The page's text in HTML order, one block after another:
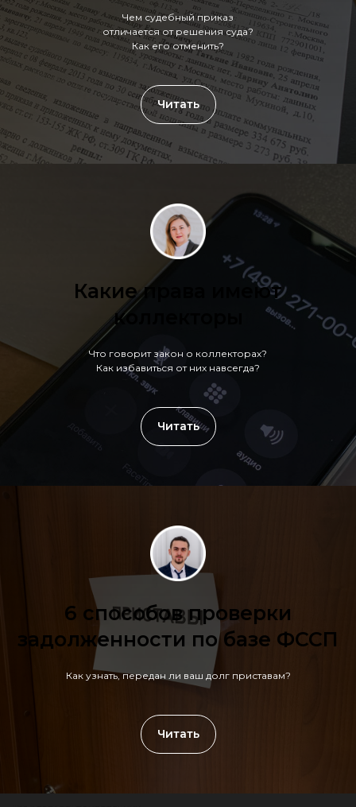
Чем судебный приказ
отличается от решения суда?
Как его отменить?
Читать
Какие права имеют
коллекторы
Что говорит закон о коллекторах?
Как избавиться от них навсегда?
Читать
6 способов проверки
задолженности по базе ФССП
Как узнать, передан ли ваш долг приставам?
Читать